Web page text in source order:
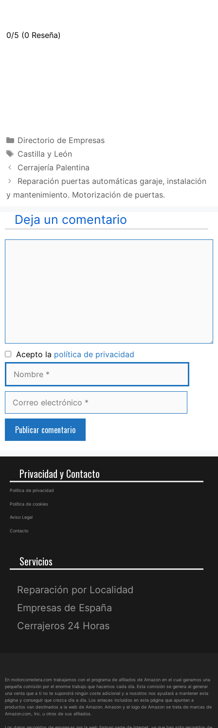
0/5 (0 Reseña)
Categorías
Directorio de Empresas
Etiquetas
Castilla y León
Cerrajería Palentina
Reparación puertas automáticas garaje, instalación
y mantenimiento. Motorización de puertas.
Deja un comentario
Acepto la política de privacidad
Privacidad y Contacto
Política de privacidad
Política de cookies
Aviso Legal
Contacto
Servicios
Reparación por Localidad
Empresas de España
Cerrajeros 24 Horas
En motorcorredera.com trabajamos con el programa de afiliados de Amazon en el cual ganamos una
pequeña comisión por el enorme trabajo que hacemos cada día. Esta comisión se genera al generar
una venta que a ti no te supondrá ningún coste adicional y a nosotros nos ayudará a mantener esta
página y conseguir que crezca día a día. Los enlaces incluidos en esta página que apuntan a
productos van destinados a la web de Amazon. Amazon y el logo de Amazon se trata de marcas de
Amazon.com, Inc. u otros de sus afiliados.